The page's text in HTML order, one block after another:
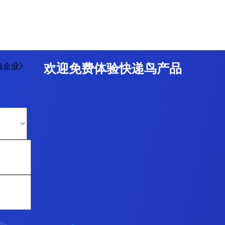
业》 欢迎免费体验快递鸟产品